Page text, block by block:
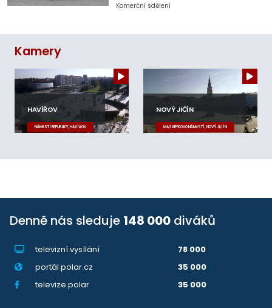
Komerční sdělení
Kamery
HAVÍŘOV
NÁMĚSTÍ REPUBLIKY, HAVÍŘOV
NOVÝ JIČÍN
MASARYKOVO NÁMĚSTÍ, NOVÝ JIČÍN
Denně nás sleduje 148 000 diváků
televizní vysílání
78 000
portál polar.cz
35 000
televize.polar
35 000